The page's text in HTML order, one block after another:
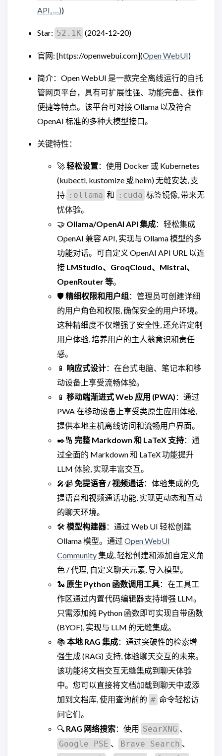
API, …))
Star: 52.1K (2024-12-20)
官网: [https://openwebui.com](Open WebUI)
简介：Open WebUI 是一款完全离线运行的自托
管网页平台，具有可扩展性强、功能完备、操作
便捷等特点。该平台可对接 Ollama 以及符合
OpenAI 标准的多种大模型接口。
关键特性：
🚀轻松设置：使用 Docker 或 Kubernetes
(kubectl, kustomize 或 helm) 无缝安装, 支
持 :ollama 和 :cuda 标签镜像, 带来无
忧体验。
🤝 Ollama/OpenAI API 集成：轻松集成
OpenAI 兼容 API, 实现与 Ollama 模型的多
功能对话。可自定义 OpenAI API URL 以连
接 LMStudio、GroqCloud、Mistral、
OpenRouter 等。
🛡️ 精细权限和用户组 ：管理员可创建详细
的用户角色和权限, 确保安全的用户环境。
这种精细度不仅增强了安全性, 还允许定制
用户体验, 培养用户的主人翁意识和责任
感。
📱 响应式设计：在台式电脑、笔记本和移
动设备上享受流畅体验。
📱 移动端渐进式 Web 应用 (PWA) ：通过
PWA 在移动设备上享受类原生应用体验,
提供本地主机离线访问和流畅用户界面。
✒️🔢 完整 Markdown 和 LaTeX 支持：通
过全面的 Markdown 和 LaTeX 功能提升
LLM 体验, 实现丰富交互。
🎤📹免提语音 / 视频通话：体验集成的免
提语音和视频通话功能, 实现更动态和互动
的聊天环境。
🛠️ 模型构建器：通过 Web UI 轻松创建
Ollama 模型。通过 Open WebUI
Community集成, 轻松创建和添加自定义角
色 / 代理, 自定义聊天元素, 导入模型。
🐍 原生 Python 函数调用工具：在工具工
作区通过内置代码编辑器支持增强 LLM。
只需添加纯 Python 函数即可实现自带函数
(BYOF), 实现与 LLM 的无缝集成。
📚本地 RAG 集成：通过突破性的检索增
强生成 (RAG) 支持, 体验聊天交互的未来。
该功能将文档交互无缝集成到聊天体验
中。您可以直接将文档加载到聊天中或添
加到文档库, 使用查询前的 # 命令轻松访
问它们。
🔍 RAG 网络搜索：使用 SearXNG 、
Google PSE 、 Brave Search 、